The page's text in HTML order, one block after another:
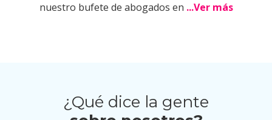
nuestro bufete de abogados en ...Ver más
¿Qué dice la gente